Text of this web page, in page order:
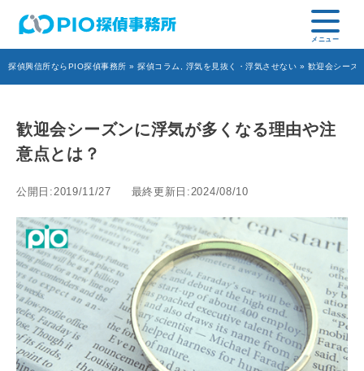
探偵興信所ならPIO探偵事務所 » 探偵コラム 浮気を見抜く・浮気させない » 歓迎会シーズ
歓迎会シーズンに浮気が多くなる理由や注
意点とは？
公開日:2019/11/27 最終更新日:2024/08/10